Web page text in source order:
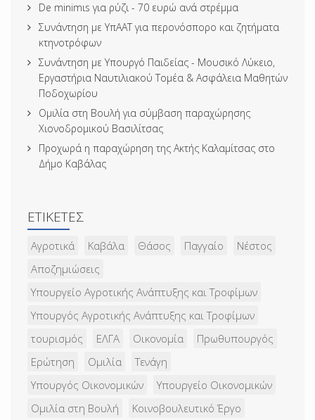
De minimιs για ρύζι - 70 ευρώ ανά στρέμμα
Συνάντηση με ΥπΑΑΤ για περονόσπορο και ζητήματα
κτηνοτρόφων
Συνάντηση με Υπουργό Παιδείας - Μουσικό Λύκειο,
Εργαστήρια Ναυτιλιακού Τομέα & Ασφάλεια Μαθητών
Ποδοχωρίου
Ομιλία στη Βουλή για σύμβαση παραχώρησης
Χιονοδρομικού Βασιλίτσας
Προχωρά η παραχώρηση της Ακτής Καλαμίτσας στο
Δήμο Καβάλας
ΕΤΙΚΈΤΕΣ
Αγροτικά Καβάλα Θάσος Παγγαίο
Νέστος
Αποζημιώσεις
Υπουργείο Αγροτικής Ανάπτυξης και Τροφίμων
Υπουργός Αγροτικής Ανάπτυξης και Τροφίμων
τουρισμός
ΕΛΓΑ Οικονομία
Πρωθυπουργός
Ερώτηση
Ομιλία
Τενάγη
Υπουργός Οικονομικών
Υπουργείο Οικονομικών
Ομιλία στη Βουλή
Κοινοβουλευτικό Έργο